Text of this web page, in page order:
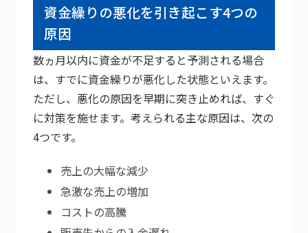
資金繰りの悪化を引き起こす4つの
原因
数ヵ月以内に資金が不足すると予測される場合
は、すでに資金繰りが悪化した状態といえます。
ただし、悪化の原因を早期に突き止めれば、すぐ
に対策を施せます。考えられる主な原因は、次の
4つです。
売上の大幅な減少
急激な売上の増加
コストの高騰